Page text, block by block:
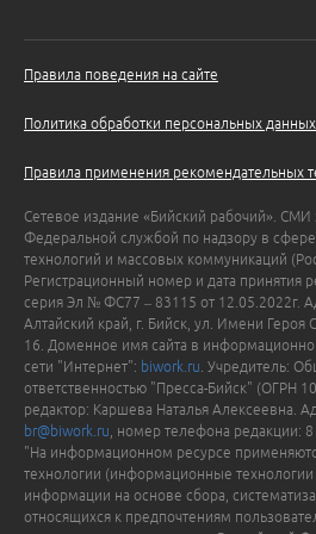
Правила поведения на сайте
Политика обработки персональных данных
Правила применения рекомендательных
Сетевое издание «Бийский рабочий». СМИ
Федеральной службой по надзору в
технологий и массовых коммуникаций
Регистрационный номер и дата принятия
серия Эл № ФС77 – 83115 от 12.05.2022г.
Алтайский край, г. Бийск, ул. Имени Героя
16. Доменное имя сайта в
сети "Интернет": biwork.ru . Учредитель:
ответственностью "Пресса-Бийск" (ОГРН
редактор: Каршева Наталья Алексеевна.
br@biwork.ru , номер телефона редакции:
"На информационном ресурсе
технологии (информационные технологии
информации на основе сбора,
относящихся к предпочтениям